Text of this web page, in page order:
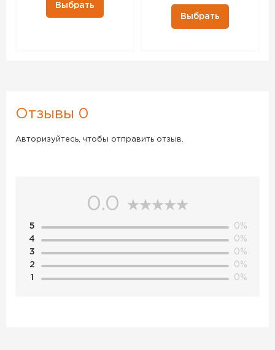
Выбрать
Выбрать
Отзывы 0
Авторизуйтесь, чтобы отправить отзыв.
0.0
5
0%
4
0%
3
0%
2
0%
1
0%